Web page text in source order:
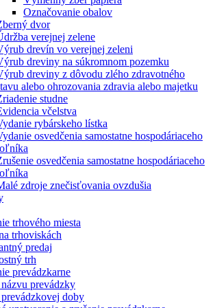
Označovanie obalov
dvor
verejnej zelene
drevín vo verejnej zeleni
dreviny na súkromnom pozemku
dreviny z dôvodu zlého zdravotného
alebo ohrozovania zdravia alebo majetku
studne
včelstva
rybárskeho lístka
osvedčenia samostatne hospodáriaceho
osvedčenia samostatne hospodáriaceho
zdroje znečisťovania ovzdušia
trhového miesta
trhoviskách
predaj
trh
prevádzkarne
prevádzky
doby